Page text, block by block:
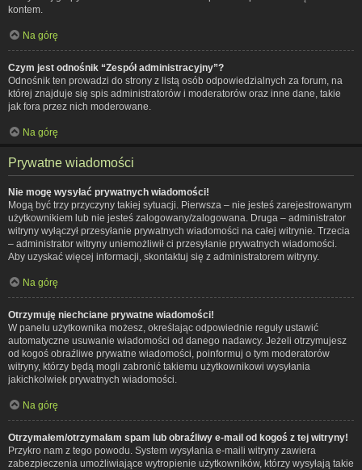
kontem.
Na górę
Czym jest odnośnik “Zespół administracyjny”?
Odnośnik ten prowadzi do strony z listą osób odpowiedzialnych za forum, na
której znajduje się spis administratorów i moderatorów oraz inne dane, takie
jak fora przez nich moderowane.
Na górę
Prywatne wiadomości
Nie mogę wysyłać prywatnych wiadomości!
Mogą być trzy przyczyny takiej sytuacji. Pierwsza – nie jesteś zarejestrowanym
użytkownikiem lub nie jesteś zalogowany/zalogowana. Druga – administrator
witryny wyłączył przesyłanie prywatnych wiadomości na całej witrynie. Trzecia
– administrator witryny uniemożliwił ci przesyłanie prywatnych wiadomości.
Aby uzyskać więcej informacji, skontaktuj się z administratorem witryny.
Na górę
Otrzymuję niechciane prywatne wiadomości!
W panelu użytkownika możesz, określając odpowiednie reguły ustawić
automatyczne usuwanie wiadomości od danego nadawcy. Jeżeli otrzymujesz
od kogoś obraźliwe prywatne wiadomości, poinformuj o tym moderatorów
witryny, którzy będą mogli zabronić takiemu użytkownikowi wysyłania
jakichkolwiek prywatnych wiadomości.
Na górę
Otrzymałem/otrzymałam spam lub obraźliwy e-mail od kogoś z tej witryny!
Przykro nam z tego powodu. System wysyłania e-maili witryny zawiera
zabezpieczenia umożliwiające wytropienie użytkowników, którzy wysyłają takie